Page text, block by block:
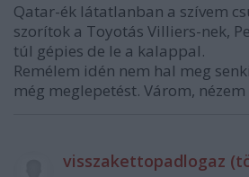
Qatar-ék látatlanban a szívem
szorítok a Toyotás Villiers-nek,
túl gépies de le a kalappal.
Remélem idén nem hal meg
még meglepetést. Várom,
visszakettopadlogaz